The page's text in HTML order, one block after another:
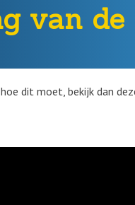
van de
dit moet, bekijk dan